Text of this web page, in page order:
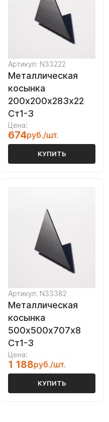
Артикул: N33222
Металлическая
косынка
200х200х283х22
Ст1-3
Цена:
674руб./шт.
КУПИТЬ
Артикул: N33382
Металлическая
косынка
500х500х707х8
Ст1-3
Цена:
1 188руб./шт.
КУПИТЬ